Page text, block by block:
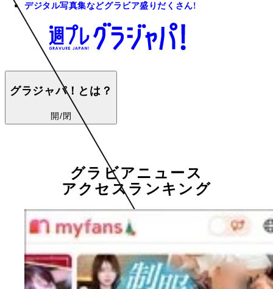
デジタル写真集などグラビア盛りだくさん!
グラジャパ！とは？
開/閉
グラビアニュース
アクセスランキング